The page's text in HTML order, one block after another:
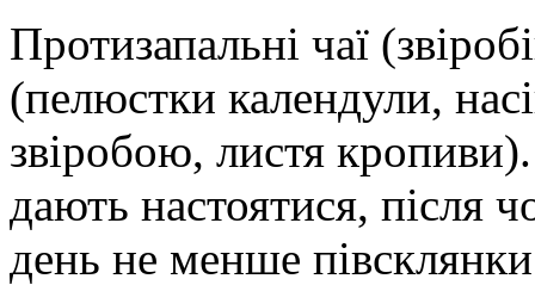
Протизапальні чаї
(пелюстки календули,
звіробою, листя
дають настоятися, після
день не менше